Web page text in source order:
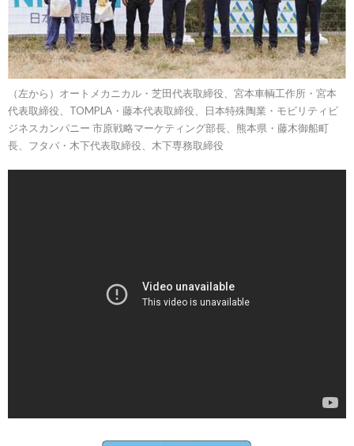
（左から）オートメカニカル・芝田代表取締役、宮本車輌工作所・宮本
代表取締役、TOMPLA・藤本代表取締役、日本特殊陶業・モビリティビ
ジネスカンパニー 市原戦略マーケティング部長、熊本県・藤木御船町
長、フタバ・木下代表取締役、木下専務取締役